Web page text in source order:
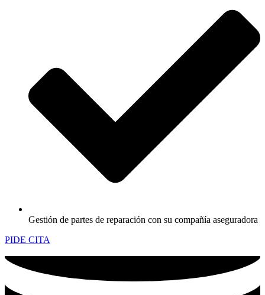
Gestión de partes de reparación con su compañía aseguradora
PIDE CITA